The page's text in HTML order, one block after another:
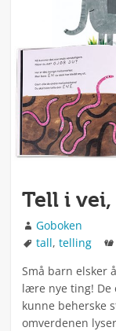
Tell i
Forfatter
Goboken
Stikkord
tall, telling
Små barn elsker
lære nye ting! De
kunne beherske
omverdenen